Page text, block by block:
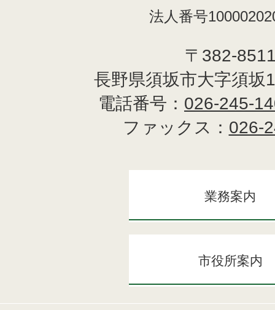
法人番号
〒382-
長野県須坂市大字須坂
電話番号： 026-245-
ファックス： 026-
業務案内
市役所案内